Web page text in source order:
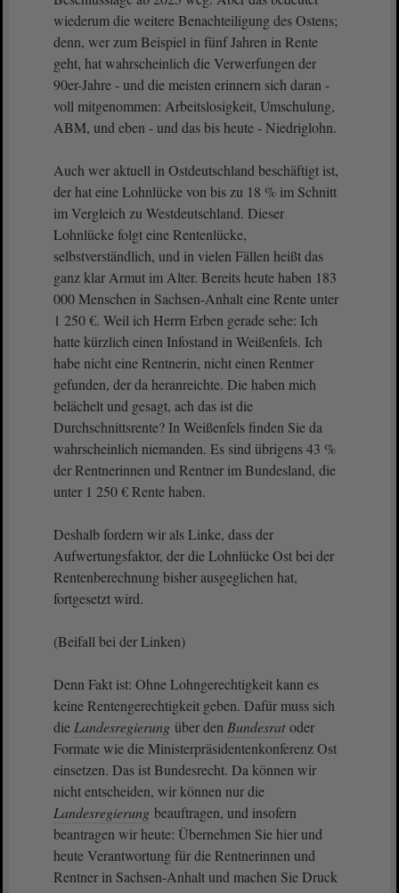
wiederum die weitere Benachteiligung des Ostens;
denn, wer zum Beispiel in fünf Jahren in Rente
geht, hat wahrscheinlich die Verwerfungen der
90er-Jahre - und die meisten erinnern sich daran -
voll mitgenommen: Arbeitslosigkeit, Umschulung,
ABM, und eben - und das bis heute - Niedriglohn.
Auch wer aktuell in Ostdeutschland beschäftigt ist,
der hat eine Lohnlücke von bis zu 18 % im Schnitt
im Vergleich zu Westdeutschland. Dieser
Lohnlücke folgt eine Rentenlücke,
selbstverständlich, und in vielen Fällen heißt das
ganz klar Armut im Alter. Bereits heute haben 183
000 Menschen in Sachsen-Anhalt eine Rente unter
1 250 €. Weil ich Herrn Erben gerade sehe: Ich
hatte kürzlich einen Infostand in Weißenfels. Ich
habe nicht eine Rentnerin, nicht einen Rentner
gefunden, der da heranreichte. Die haben mich
belächelt und gesagt, ach das ist die
Durchschnittsrente? In Weißenfels finden Sie da
wahrscheinlich niemanden. Es sind übrigens 43 %
der Rentnerinnen und Rentner im Bundesland, die
unter 1 250 € Rente haben.
Deshalb fordern wir als Linke, dass der
Aufwertungsfaktor, der die Lohnlücke Ost bei der
Rentenberechnung bisher ausgeglichen hat,
fortgesetzt wird.
(Beifall bei der Linken)
Denn Fakt ist: Ohne Lohngerechtigkeit kann es
keine Rentengerechtigkeit geben. Dafür muss sich
die Landesregierung über den Bundesrat oder
Formate wie die Ministerpräsidentenkonferenz Ost
einsetzen. Das ist Bundesrecht. Da können wir
nicht entscheiden, wir können nur die
Landesregierung beauftragen, und insofern
beantragen wir heute: Übernehmen Sie hier und
heute Verantwortung für die Rentnerinnen und
Rentner in Sachsen-Anhalt und machen Sie Druck